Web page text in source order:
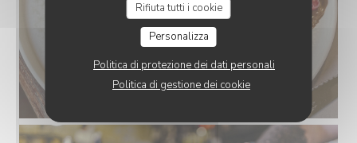
Rifiuta tutti i cookie
Personalizza
Politica di protezione dei dati personali
Politica di gestione dei cookie